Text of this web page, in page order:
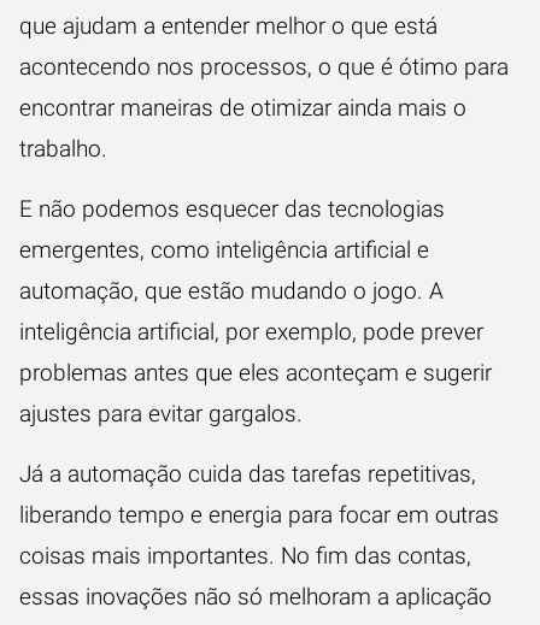
que ajudam a entender melhor o que está
acontecendo nos processos, o que é ótimo para
encontrar maneiras de otimizar ainda mais o
trabalho.
E não podemos esquecer das tecnologias
emergentes, como inteligência artificial e
automação, que estão mudando o jogo. A
inteligência artificial, por exemplo, pode prever
problemas antes que eles aconteçam e sugerir
ajustes para evitar gargalos.
Já a automação cuida das tarefas repetitivas,
liberando tempo e energia para focar em outras
coisas mais importantes. No fim das contas,
essas inovações não só melhoram a aplicação